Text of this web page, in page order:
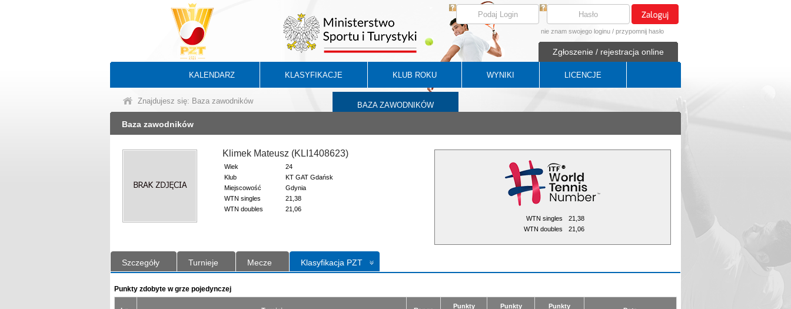
nie znam swojego loginu / przypomnij hasło
Zgłoszenie / rejestracja online
KALENDARZ KLASYFIKACJE KLUB ROKU WYNIKI LICENCJE
BAZA ZAWODNIKÓW
Znajdujesz się: Baza zawodników
Baza zawodników
Klimek Mateusz (KLI1408623)
Wiek
24
Klub
KT GAT Gdańsk
Miejscowość
Gdynia
WTN singles
21,38
WTN doubles
21,06
WTN singles
21,38
WTN doubles
21,06
Szczegóły Turnieje Mecze Klasyfikacja PZT
Punkty zdobyte w grze pojedynczej
Punkty
Punkty
Punkty